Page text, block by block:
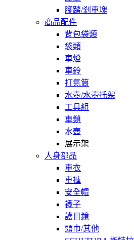
腳踏/剎車塊
商品配件
背包袋類
袋類
車燈
車鈴
打氣筒
水壺/水壺托架
工具組
車鎖
水壺
展示架
人身部品
車衣
車褲
安全帽
襪子
護目鏡
頭巾/其他